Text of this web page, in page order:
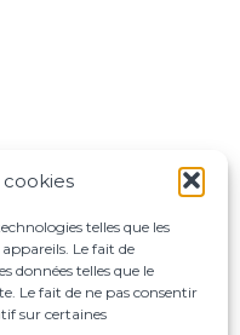
telles que les
Le fait de
données telles que le
Le fait de ne pas consentir
sur certaines